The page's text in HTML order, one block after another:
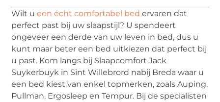
Wilt ueen écht comfortabel bed ervaren dat
perfect past bij uw slaapstijl? U spendeert
ongeveer een derde van uw leven in bed, dus u
kunt maar beter een bed uitkiezen dat perfect bij
u past. Kom langs bij Slaapcomfort Jack
Suykerbuyk in Sint Willebrord nabij Breda waar u
een bed kiest van enkel topmerken, zoals Auping,
Pullman, Ergosleep en Tempur. Bij de specialisten